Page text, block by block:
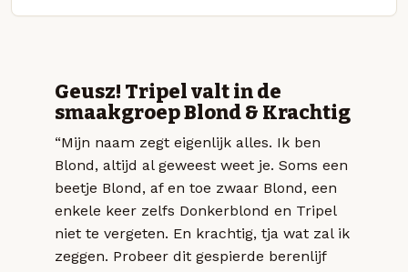
Geusz! Tripel valt in de
smaakgroep Blond & Krachtig
“Mijn naam zegt eigenlijk alles. Ik ben
Blond, altijd al geweest weet je. Soms een
beetje Blond, af en toe zwaar Blond, een
enkele keer zelfs Donkerblond en Tripel
niet te vergeten. En krachtig, tja wat zal ik
zeggen. Probeer dit gespierde berenlijf